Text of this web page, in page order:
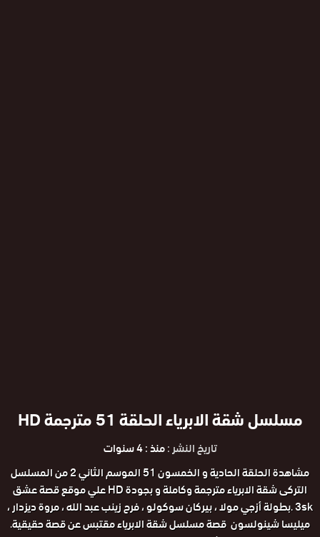
مسلسل شقة الابرياء الحلقة 51 مترجمة HD
تاريخ النشر :منذ : 4 سنوات
مشاهدة الحلقة الحادية و الخمسون 51 الموسم الثاني 2 من المسلسل
التركى شقة الابرياء مترجمة وكاملة و بجودة HD علي موقع قصة عشق
3sk .بطولة أزجي مولا ، بيركان سوكولو ، فرح زينب عبد الله ، مروة ديزدار ،
ميليسا شينولسون قصة مسلسل شقة الابرياء مقتبس عن قصة حقيقية.